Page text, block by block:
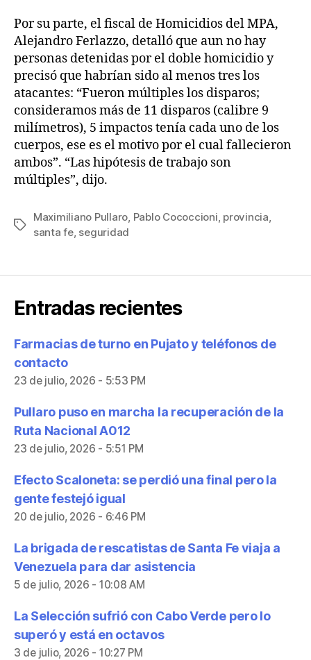
Por su parte, el fiscal de Homicidios del MPA,
Alejandro Ferlazzo, detalló que aun no hay
personas detenidas por el doble homicidio y
precisó que habrían sido al menos tres los
atacantes: “Fueron múltiples los disparos;
consideramos más de 11 disparos (calibre 9
milímetros), 5 impactos tenía cada uno de los
cuerpos, ese es el motivo por el cual fallecieron
ambos”. “Las hipótesis de trabajo son
múltiples”, dijo.
Maximiliano Pullaro Pablo Cococcioni provincia
santa fe, seguridad
Entradas recientes
Farmacias de turno en Pujato y teléfonos de
contacto
23 de julio, 2026 - 5:53 PM
Pullaro puso en marcha la recuperación de la
Ruta Nacional A012
23 de julio, 2026 - 5:51 PM
Efecto Scaloneta: se perdió una final pero la
gente festejó igual
20 de julio, 2026 - 6:46 PM
La brigada de rescatistas de Santa Fe viaja a
Venezuela para dar asistencia
5 de julio, 2026 - 10:08 AM
La Selección sufrió con Cabo Verde pero lo
superó y está en octavos
3 de julio, 2026 - 10:27 PM